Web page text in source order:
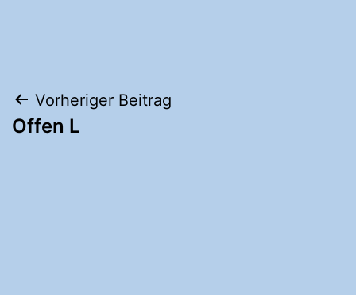
Vorheriger Beitrag
Offen L